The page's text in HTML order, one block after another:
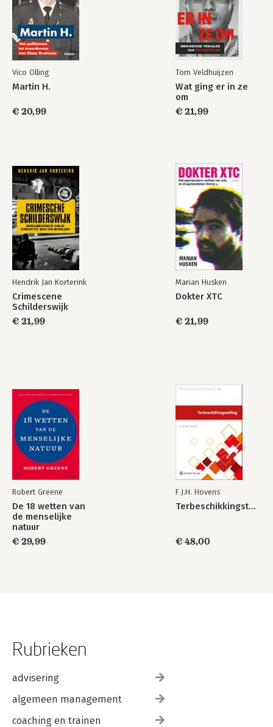
12. Oude programma's wissen
13. God praat tegen iedereen
Deel drie - Terug op aarde
14. Thuiskomen in de wereld
15. De helpers high
16. Het leven als een feestje
18. De helende reis
19. De nieuwe mens
20. De gelukkigste man op aarde
21. De kracht van vriendelijk
22. Gangsterrap en wereldvrede
23. Het begin van nu
24. Vampier van de verlichting
25. Voorbij de waarheid
26. Het alfabet en de godin
27. Ridders in de spirituele woestijn
28. Magisch en moeiteloos leven
29. Het gouden plaatje zien
Vico Olling
Martin H.
€ 20,99
Tom Veldhuijzen
Wat ging er in ze
om
€ 21,99
Hendrik Jan Korterink
Crimescene
Schilderswijk
€ 21,99
Marian Husken
Dokter XTC
€ 21,99
Robert Greene
De 18 wetten van
de menselijke
natuur
€ 29,99
F.J.H. Hovens
Terbeschikkingstelling
€ 48,00
Rubrieken
advisering
algemeen management
coaching en trainen